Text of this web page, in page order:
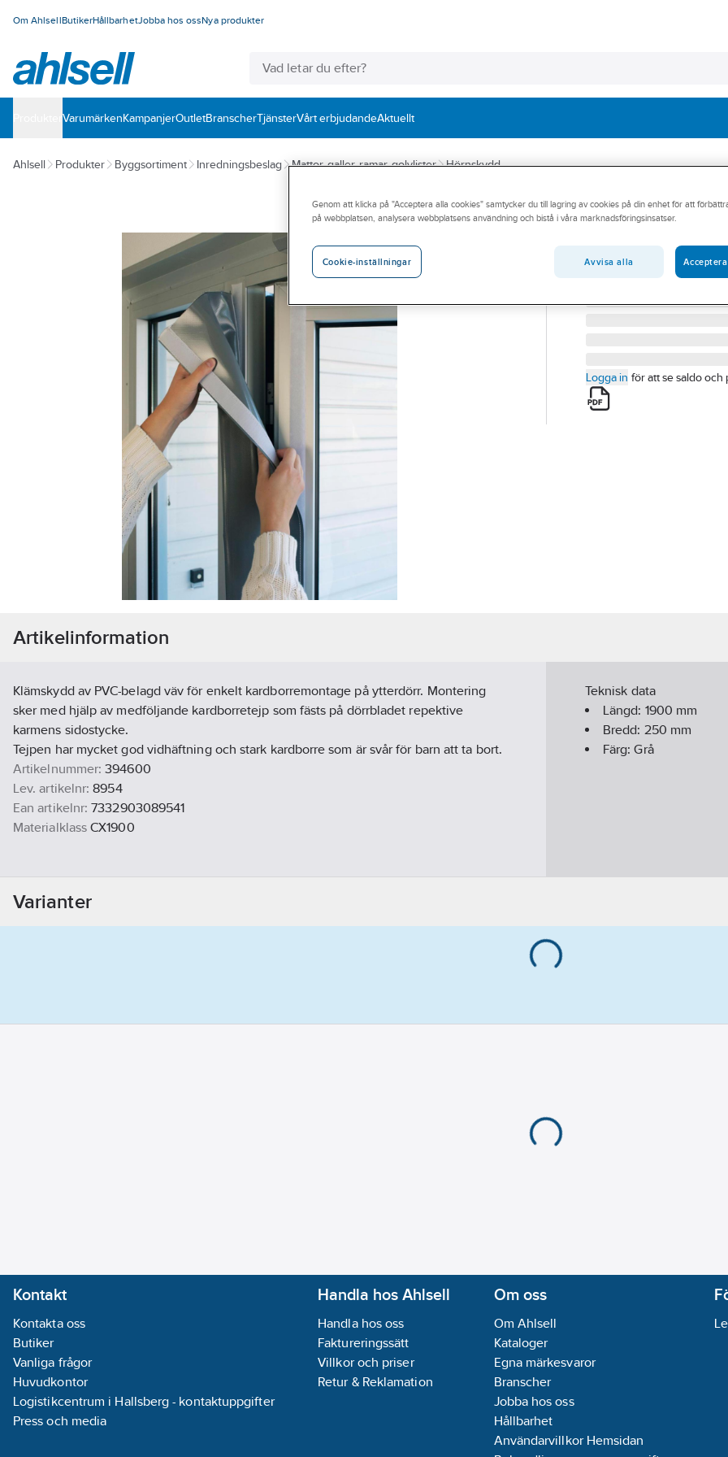
Om AhlsellButikerHållbarhetJobba hos ossNya produkter
VarumärkenKampanjerOutletBranscherTjänsterVårt erbjudandeAktuellt
Ahlsell Produkter Byggsortiment Inredningsbeslag Mattor, galler, ramar, golvlister Hörnskydd
Klämskydd
394600
Lev. artikelnr:
Logga in för att se saldo och
Artikelinformation
Klämskydd av PVC-belagd väv för enkelt kardborremontage på ytterdörr. Montering
sker med hjälp av medföljande kardborretejp som fästs på dörrbladet repektive
karmens sidostycke.
Tejpen har mycket god vidhäftning och stark kardborre som är svår för barn att ta bort.
Artikelnummer: 394600
Lev. artikelnr: 8954
Ean artikelnr: 7332903089541
Materialklass CX1900
Teknisk data
Längd: 1900 mm
Bredd: 250 mm
Färg:Grå
Varianter
Kontakt
Kontakta oss
Butiker
Vanliga frågor
Huvudkontor
Logistikcentrum i Hallsberg - kontaktuppgifter
Press och media
Handla hos Ahlsell
Handla hos oss
Faktureringssätt
Villkor och priser
Retur & Reklamation
Om oss
Om Ahlsell
Kataloger
Egna märkesvaror
Branscher
Jobba hos oss
Hållbarhet
Användarvillkor Hemsidan
Genom att klicka på "Acceptera alla cookies" samtycker du till lagring av cookies på din enhet för att
på webbplatsen, analysera webbplatsens användning och bistå i våra marknadsföringsinsatser.
Cookie-inställningar Avvisa alla